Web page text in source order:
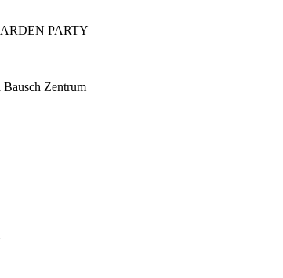
PARTY
Zentrum